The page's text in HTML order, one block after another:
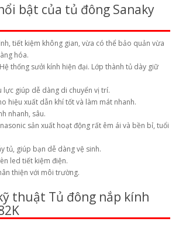
bật của tủ đông Sanaky
tiết kiệm không gian, vừa có thể bảo quản vừa
hóa.
thống sưởi kính hiện đại. Lớp thành tủ dày giữ
lực giúp dễ dàng di chuyển vị trí.
hiệu xuất dẫn khí tốt và làm mát nhanh.
nhanh, sâu.
sản xuất hoạt động rất êm ái và bền bỉ, tuổi
tủ, giúp bạn dễ dàng vệ sinh.
led tiết kiệm điện.
thiện với môi trường.
thuật Tủ đông nắp kính